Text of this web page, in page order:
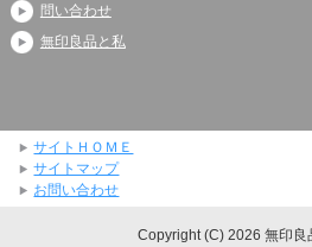
問い合わせ
無印良品と私
サイトＨＯＭＥ
サイトマップ
お問い合わせ
Copyright (C) 2026 無印良